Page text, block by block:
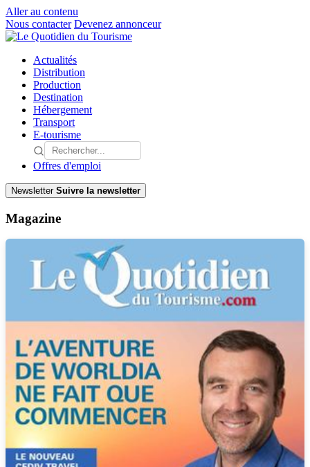
Aller au contenu
Nous contacter Devenez annonceur
Actualités
Distribution
Production
Destination
Hébergement
Transport
E-tourisme
Offres d'emploi
Newsletter Suivre la newsletter
Magazine